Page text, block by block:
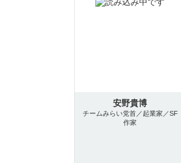
安野貴博
チームみらい党首／起業家／SF
作家